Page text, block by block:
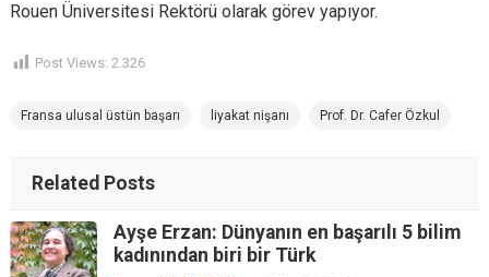
Rouen Üniversitesi Rektörü olarak görev yapıyor.
Post Views: 2.326
Fransa ulusal üstün başarı liyakat nişanı Prof. Dr. Cafer Özkul
Related Posts
Ayşe Erzan: Dünyanın en başarılı 5 bilim
kadınından biri bir Türk